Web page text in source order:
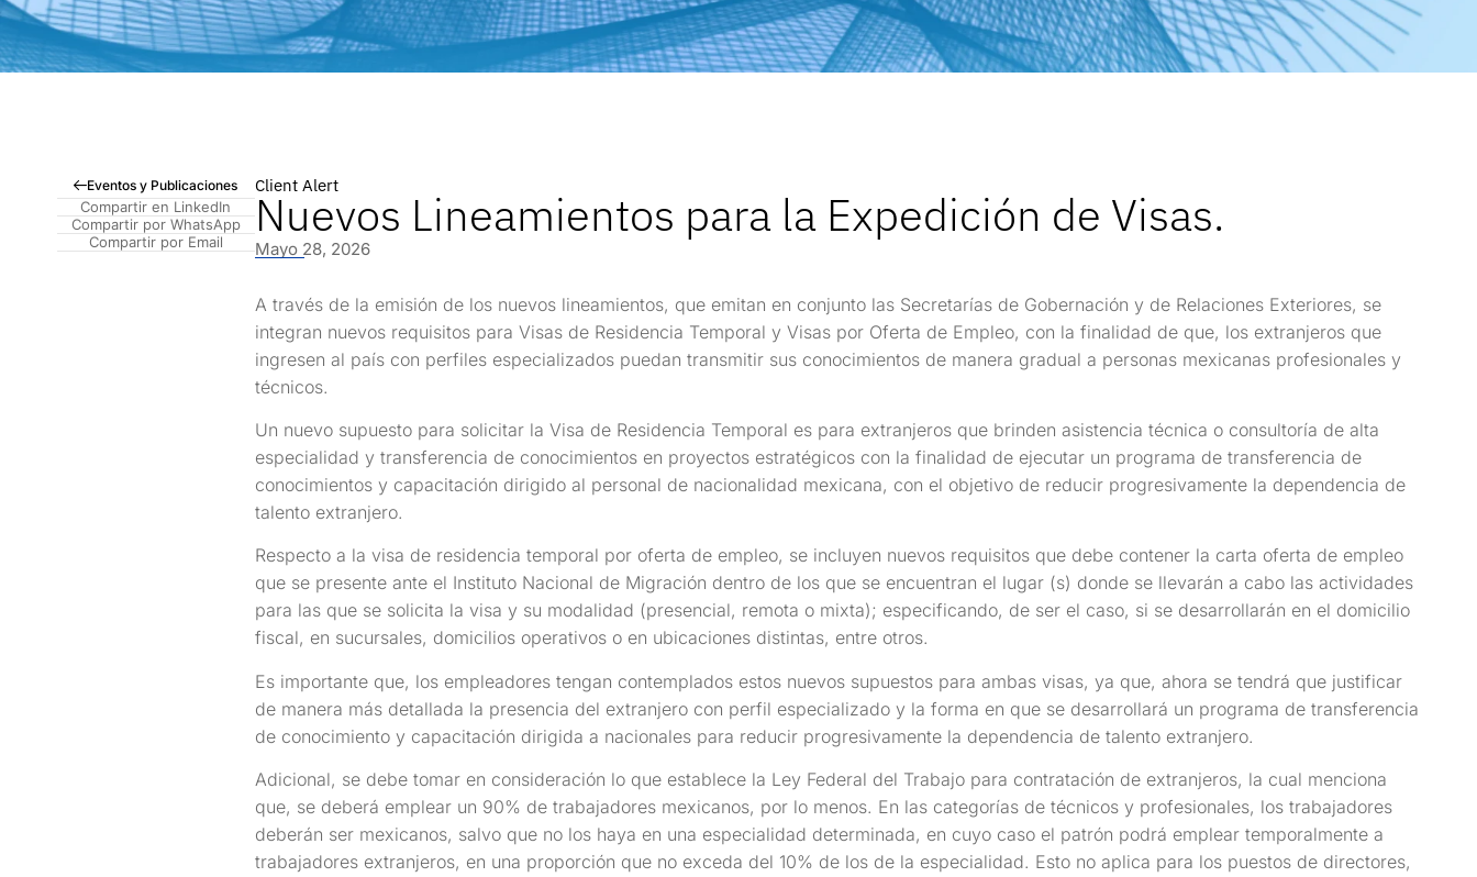
Eventos y Publicaciones
Compartir en LinkedIn
Compartir por WhatsApp
Compartir por Email
Client Alert
Nuevos Lineamientos para la Expedición de Visas.
Mayo 28, 2026
A través de la emisión de los nuevos lineamientos, que emitan en conjunto las Secretarías de Gobernación y de Relaciones Exteriores, se
integran nuevos requisitos para Visas de Residencia Temporal y Visas por Oferta de Empleo, con la finalidad de que, los extranjeros que
ingresen al país con perfiles especializados puedan transmitir sus conocimientos de manera gradual a personas mexicanas profesionales y
técnicos.
Un nuevo supuesto para solicitar la Visa de Residencia Temporal es para extranjeros que brinden asistencia técnica o consultoría de alta
especialidad y transferencia de conocimientos en proyectos estratégicos con la finalidad de ejecutar un programa de transferencia de
conocimientos y capacitación dirigido al personal de nacionalidad mexicana, con el objetivo de reducir progresivamente la dependencia de
talento extranjero.
Respecto a la visa de residencia temporal por oferta de empleo, se incluyen nuevos requisitos que debe contener la carta oferta de empleo
que se presente ante el Instituto Nacional de Migración dentro de los que se encuentran el lugar (s) donde se llevarán a cabo las actividades
para las que se solicita la visa y su modalidad (presencial, remota o mixta); especificando, de ser el caso, si se desarrollarán en el domicilio
fiscal, en sucursales, domicilios operativos o en ubicaciones distintas, entre otros.
Es importante que, los empleadores tengan contemplados estos nuevos supuestos para ambas visas, ya que, ahora se tendrá que justificar
de manera más detallada la presencia del extranjero con perfil especializado y la forma en que se desarrollará un programa de transferencia
de conocimiento y capacitación dirigida a nacionales para reducir progresivamente la dependencia de talento extranjero.
Adicional, se debe tomar en consideración lo que establece la Ley Federal del Trabajo para contratación de extranjeros, la cual menciona
que, se deberá emplear un 90% de trabajadores mexicanos, por lo menos. En las categorías de técnicos y profesionales, los trabajadores
deberán ser mexicanos, salvo que no los haya en una especialidad determinada, en cuyo caso el patrón podrá emplear temporalmente a
trabajadores extranjeros, en una proporción que no exceda del 10% de los de la especialidad. Esto no aplica para los puestos de directores,